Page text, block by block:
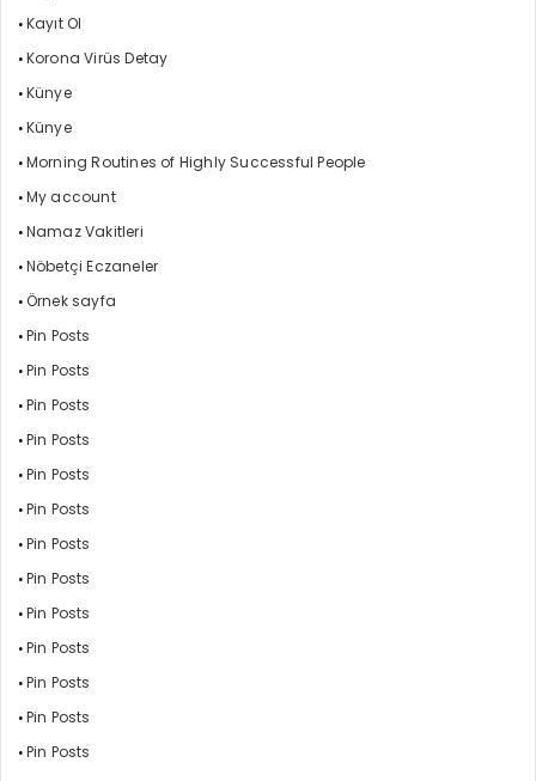
Kayıt Ol
Korona Virüs Detay
Künye
Künye
Morning Routines of Highly Successful People
My account
Namaz Vakitleri
Nöbetçi Eczaneler
Örnek sayfa
Pin Posts
Pin Posts
Pin Posts
Pin Posts
Pin Posts
Pin Posts
Pin Posts
Pin Posts
Pin Posts
Pin Posts
Pin Posts
Pin Posts
Pin Posts